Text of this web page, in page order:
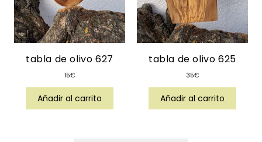
tabla de olivo 627
15€
Añadir al carrito
tabla de olivo 625
35€
Añadir al carrito